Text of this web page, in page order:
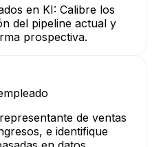
en KI: Calibre los
del pipeline actual y
prospectiva.
de ventas
e identifique